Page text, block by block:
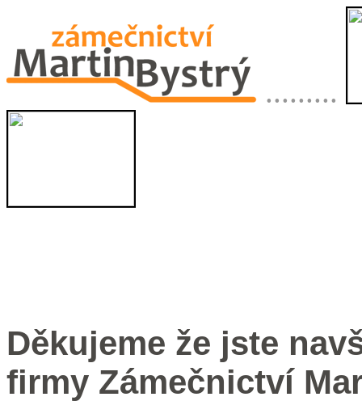
.........
Děkujeme že jste
firmy Zámečnictví